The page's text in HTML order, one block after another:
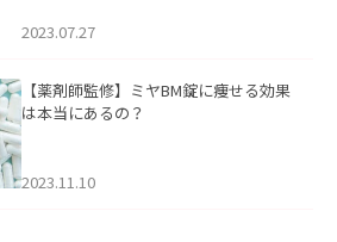
2023.07.27
【薬剤師監修】ミヤBM錠に痩せる効果
は本当にあるの？
2023.11.10